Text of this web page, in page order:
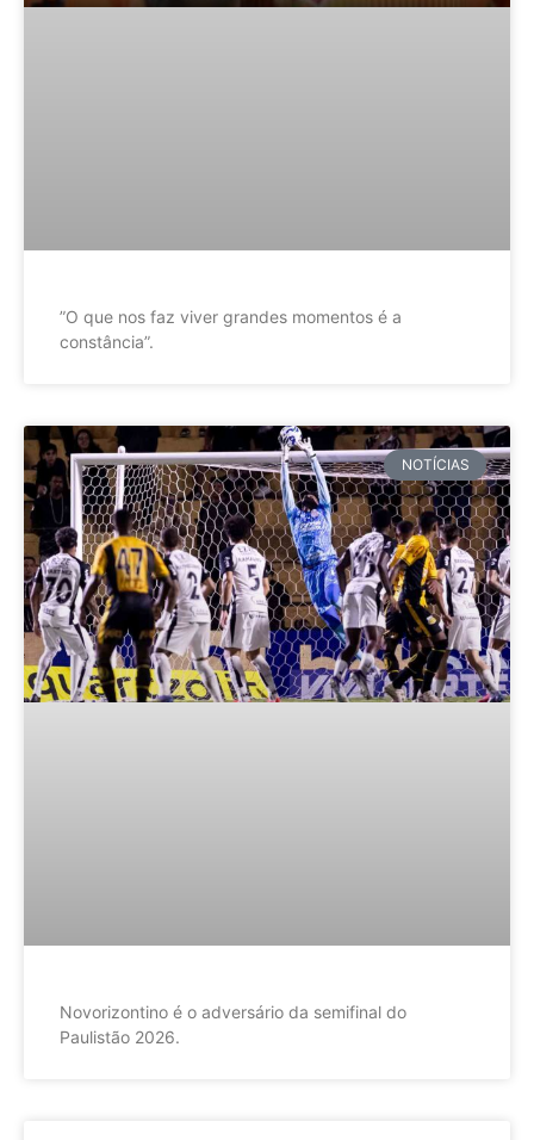
”O que nos faz viver grandes momentos é a
constância”.
NOTÍCIAS
Novorizontino é o adversário da semifinal do
Paulistão 2026.